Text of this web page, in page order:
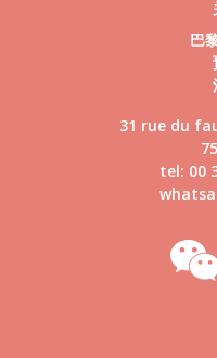
巴
31 rue du
tel: 00